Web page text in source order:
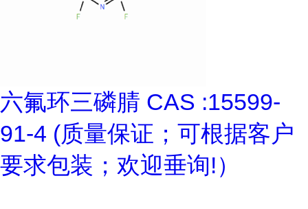
六氟环三磷腈 CAS :15599-
91-4 (质量保证；可根据客户
要求包装；欢迎垂询!）